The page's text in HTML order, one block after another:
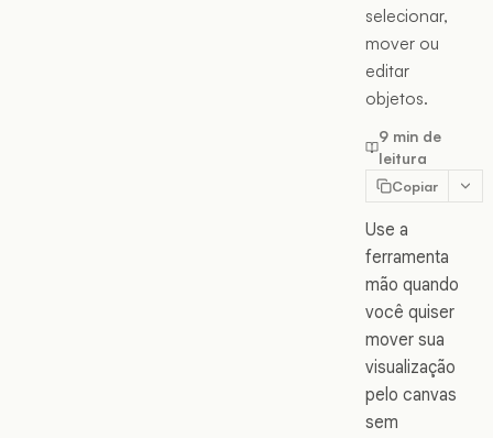
selecionar,
mover ou
editar
objetos.
9 min de
leitura
Copiar
Use a
ferramenta
mão quando
você quiser
mover sua
visualização
pelo canvas
sem